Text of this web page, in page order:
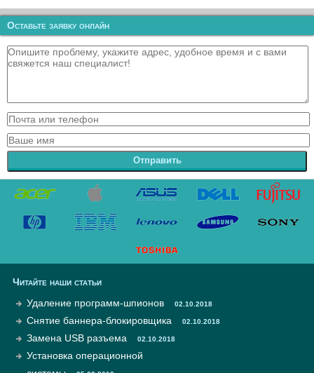
Оставьте заявку онлайн
Отправить
Читайте наши статьи
Удаление программ-шпионов
02.10.2018
Снятие баннера-блокировщика 02.10.2018
Замена USB разъема 02.10.2018
Установка операционной